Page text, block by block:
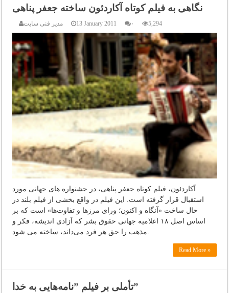
نگاهی به فیلم کوتاه آکاردئون ساخته جعفر پناهی
مدیر فنی سایت 13 January 2011 ۰ 5,294
آکاردئون، فیلم کوتاه جعفر پناهی، در جشنواره های جهانی مورد
استقبال قرار گرفته است. این فیلم در واقع بخشی از فیلم بلند در
حال ساخت «آنگاه و اکنون؛ ورای مرز‌ها و تفاوت‌ها» است که بر
اساس اصل ۱۸ اعلامیه جهانی حقوق بشر که آزادی اندیشه، فکر و
مذهب را حق هر فرد می‌داند، ساخته می شود.
Read More »
تأملی بر فیلم ”نامه‌هایی به خدا”